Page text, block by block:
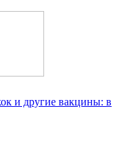
и другие вакцины: в